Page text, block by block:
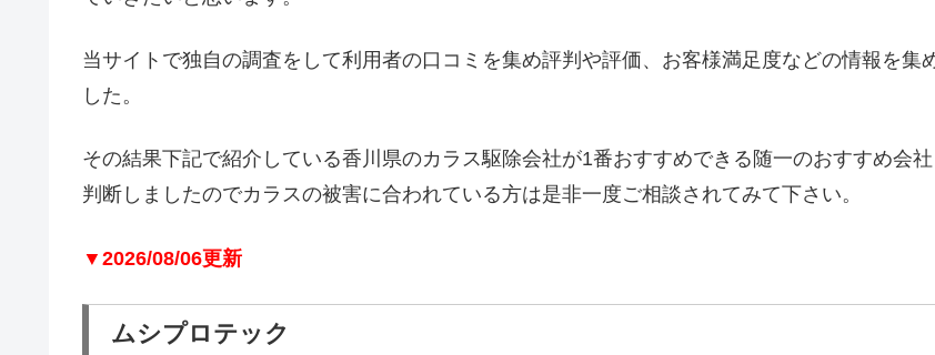
当サイトで独自の調査をして利用者の口コミを集め評判や評価、お客様満足度などの情報を集
した。
その結果下記で紹介している香川県のカラス駆除会社が1番おすすめできる随一のおすすめ会社
判断しましたのでカラスの被害に合われている方は是非一度ご相談されてみて下さい。
▼2026/08/06更新
ムシプロテック